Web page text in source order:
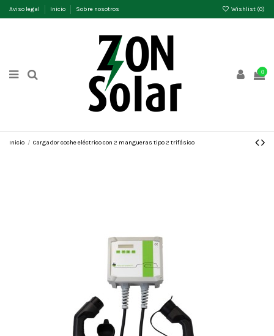
Aviso legal Inicio Sobre nosotros Wishlist (0)
0
Inicio Cargador coche eléctrico con 2 mangueras tipo 2 trifásico